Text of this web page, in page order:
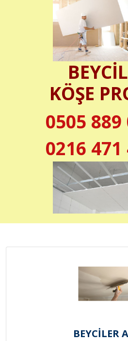
KÖŞE
0505 889
0216 471
BEYCİLER